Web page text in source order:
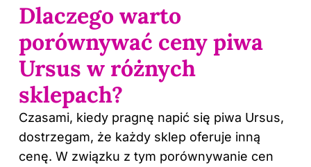
Dlaczego warto
porównywać ceny piwa
Ursus w różnych
sklepach?
Czasami, kiedy pragnę napić się piwa Ursus,
dostrzegam, że każdy sklep oferuje inną
cenę. W związku z tym porównywanie cen